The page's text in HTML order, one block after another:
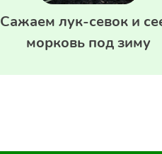
Сажаем лук-севок и
морковь под зиму